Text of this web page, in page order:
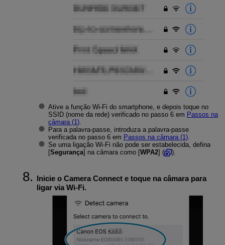
Ative a função Wi-Fi do smartphone, e depois toque no
SSID (nome da rede) verificado no passo 6 em Passos na
câmara (1).
Para a palavra-passe, introduza a palavra-passe
verificada no passo 6 em Passos na câmara (1).
Se uma ligação Wi-Fi não pode ser estabelecida, defina
[Segurança] na câmara como [WPA2] ( ).
Inicie o Camera Connect e toque na câmara para
ligar via Wi-Fi.